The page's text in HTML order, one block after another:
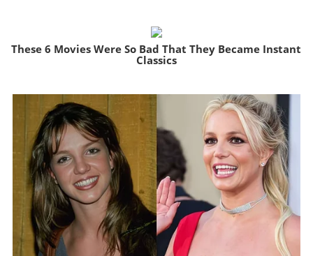
These 6 Movies Were So Bad That They Became Instant
Classics